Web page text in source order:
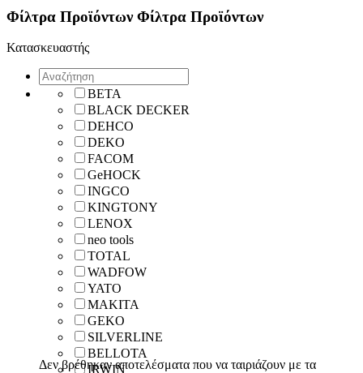
Φίλτρα Προϊόντων Φίλτρα Προϊόντων
Κατασκευαστής
BETA
BLACK DECKER
DEHCO
DEKO
FACOM
GeHOCK
INGCO
KINGTONY
LENOX
neo tools
TOTAL
WADFOW
YATO
ΜΑΚΙΤΑ
GEKO
SILVERLINE
BELLOTA
IRWIN
Δεν βρέθηκαν αποτελέσματα που να ταιριάζουν με τα